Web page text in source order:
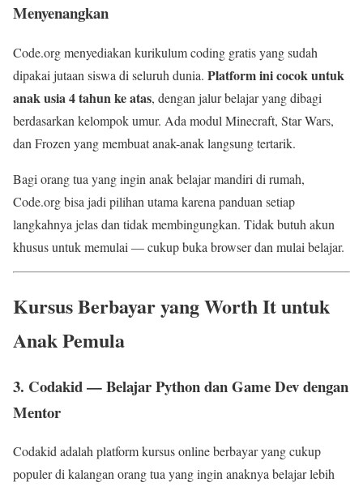
Menyenangkan
Code.org menyediakan kurikulum coding gratis yang sudah
dipakai jutaan siswa di seluruh dunia. Platform ini cocok untuk
anak usia 4 tahun ke atas, dengan jalur belajar yang dibagi
berdasarkan kelompok umur. Ada modul Minecraft, Star Wars,
dan Frozen yang membuat anak-anak langsung tertarik.
Bagi orang tua yang ingin anak belajar mandiri di rumah,
Code.org bisa jadi pilihan utama karena panduan setiap
langkahnya jelas dan tidak membingungkan. Tidak butuh akun
khusus untuk memulai — cukup buka browser dan mulai belajar.
Kursus Berbayar yang Worth It untuk
Anak Pemula
3. Codakid — Belajar Python dan Game Dev dengan
Mentor
Codakid adalah platform kursus online berbayar yang cukup
populer di kalangan orang tua yang ingin anaknya belajar lebih